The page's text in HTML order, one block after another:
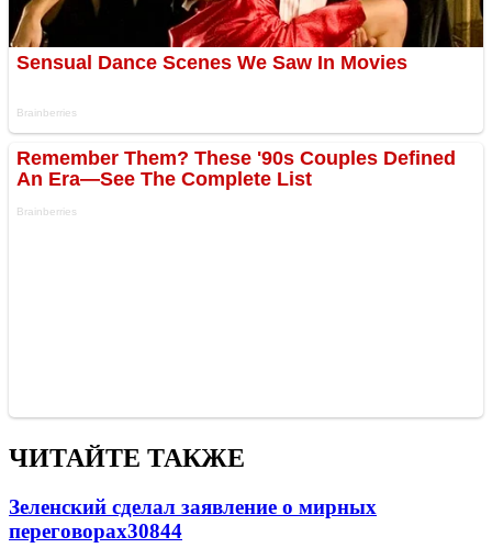
ЧИТАЙТЕ ТАКЖЕ
Зеленский сделал заявление о мирных
переговорах30844